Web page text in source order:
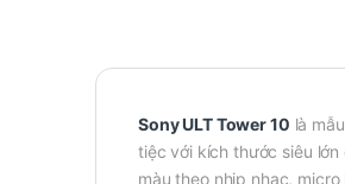
Sony ULT Tower 10 là
tiệc với kích thước siêu
màu theo nhịp nhạc,